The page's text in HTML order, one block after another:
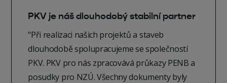
PKV je náš dlouhodobý stabilní partner
"Při realizaci našich projektů a staveb
dlouhodobě spolupracujeme se společností
PKV. PKV pro nás zpracovává průkazy PENB a
posudky pro NZÚ. Všechny dokumenty byly